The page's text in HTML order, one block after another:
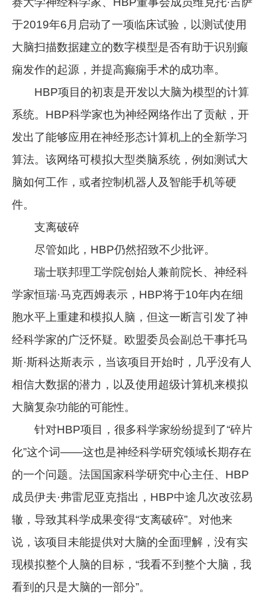
于2019年6月启动了一项临床试验，以测试使用
大脑扫描数据建立的数字模型是否有助于识别癫
痫发作的起源，并提高癫痫手术的成功率。
HBP项目的初衷是开发以大脑为模型的计算
系统。HBP科学家也为神经网络作出了贡献，开
发出了能够应用在神经形态计算机上的全新学习
算法。该网络可模拟大型类脑系统，例如测试大
脑如何工作，或者控制机器人及智能手机等硬
件。
支离破碎
尽管如此，HBP仍然招致不少批评。
瑞士联邦理工学院创始人兼前院长、神经科
学家恒瑞·马克西姆表示，HBP将于10年内在细
胞水平上重建和模拟人脑，但这一断言引发了神
经科学家的广泛怀疑。欧盟委员会副总干事托马
斯·斯科达斯表示，当该项目开始时，几乎没有人
相信大数据的潜力，以及使用超级计算机来模拟
大脑复杂功能的可能性。
针对HBP项目，很多科学家纷纷提到了“碎片
化”这个词——这也是神经科学研究领域长期存在
的一个问题。法国国家科学研究中心主任、HBP
成员伊夫·弗雷尼亚克指出，HBP中途几次改弦易
辙，导致其科学成果变得“支离破碎”。对他来
说，该项目未能提供对大脑的全面理解，没有实
现模拟整个人脑的目标，“我看不到整个大脑，我
看到的只是大脑的一部分”。